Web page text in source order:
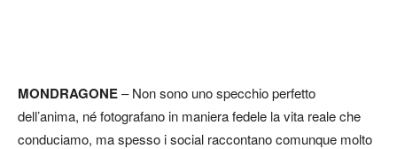
MONDRAGONE– Non sono uno specchio perfetto
dell’anima, né fotografano in maniera fedele la vita reale che
conduciamo, ma spesso i social raccontano comunque molto